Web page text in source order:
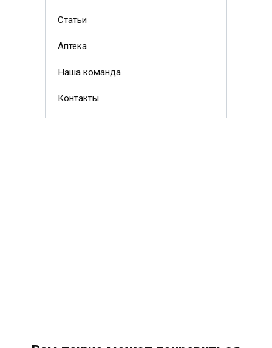
Статьи
Аптека
Наша команда
Контакты